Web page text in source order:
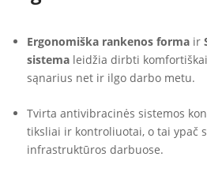
Ergonomiška rankenos formair
sistemaleidžia dirbti
sąnarius net ir ilgo darbo metu.
Tvirta antivibracinės sistemos
tiksliai ir kontroliuotai, o tai ypač
infrastruktūros darbuose.